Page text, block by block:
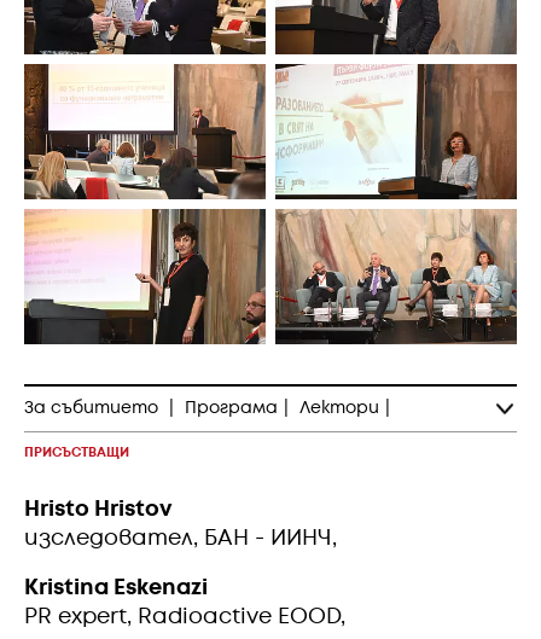
За събитието Програма Лектори
ПРИСЪСТВАЩИ
Hristo Hristov
изследовател, БАН - ИИНЧ,
Kristina Eskenazi
PR expert, Radioactive EOOD,